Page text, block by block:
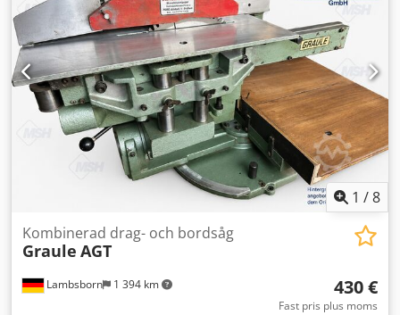
automatisk stjärn-trekantsstart - Programmerbar
sågbladshöjdsjustering inkl. höjdkorrigering vid lutning av
sågaggregatet - Gärningsanslag +/- 50° svängbar med
längdkompensation Plats: Flörsheim am Main
Tillgänglighet: enligt överenskommelse
1 /8
Lambsborn 1 394 km
Kombinerad drag- och bordsåg
Graule AGT
430 €
Fast pris plus moms